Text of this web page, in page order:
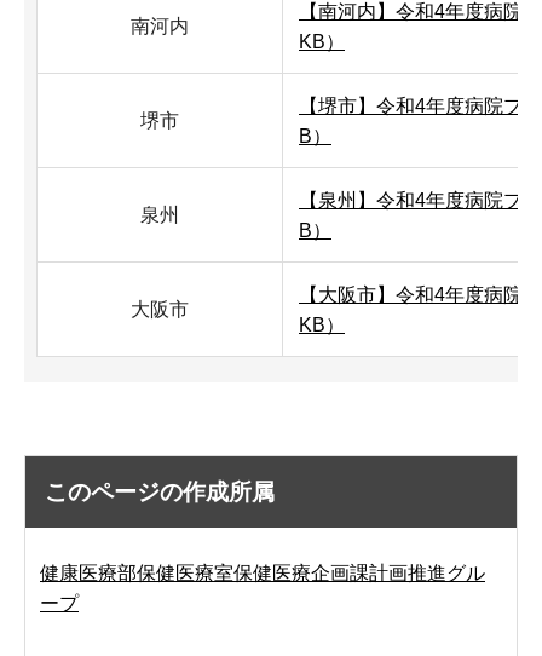
南河内
【南河内】令和4年度病院
KB）
堺市
【堺市】令和4年度病院プ
B）
泉州
【泉州】令和4年度病院プ
B）
大阪市
【大阪市】令和4年度病院
KB）
このページの作成所属
健康医療部保健医療室保健医療企画課計画推進グル
ープ